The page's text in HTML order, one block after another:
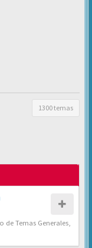
1300 temas
de Temas Generales,